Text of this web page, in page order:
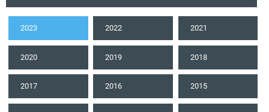
2023 2022 2021
2020 2019 2018
2017 2016 2015